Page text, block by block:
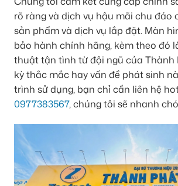
rõ ràng và dịch vụ hậu mãi chu đáo
sản phẩm và dịch vụ lắp đặt. Màn
bảo hành chính hãng, kèm theo đó
thuật tận tình từ đội ngũ của Thành
kỳ thắc mắc hay vấn đề phát sinh
trình sử dụng, bạn chỉ cần liên hệ
0977383567, chúng tôi sẽ nhanh